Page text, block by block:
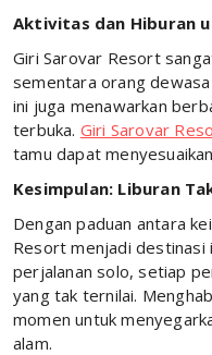
Aktivitas dan Hiburan
Giri Sarovar Resort
sementara orang
ini juga menawarkan
terbuka. Giri Sarovar
tamu dapat
Kesimpulan: Liburan
Dengan paduan antara
Resort menjadi destinasi
perjalanan solo, setiap
yang tak ternilai.
momen untuk
alam.